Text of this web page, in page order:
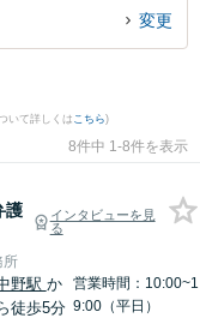
変更
いて詳しくは こちら)
8件中 1-8件を表示
護
インタビューを見
る
所
野駅 か
徒歩5分
営業時間：10:00~1
9:00（平日）